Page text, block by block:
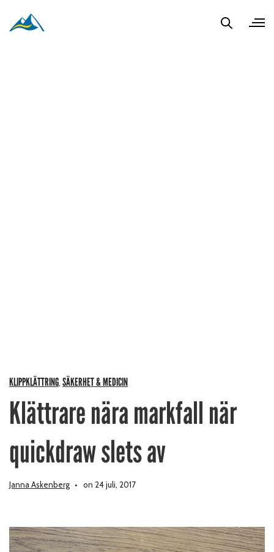
KLIPPKLÄTTRING SÄKERHET & MEDICIN
Klättrare nära markfall när
quickdraw slets av
Janna Askenberg on 24 juli, 2017